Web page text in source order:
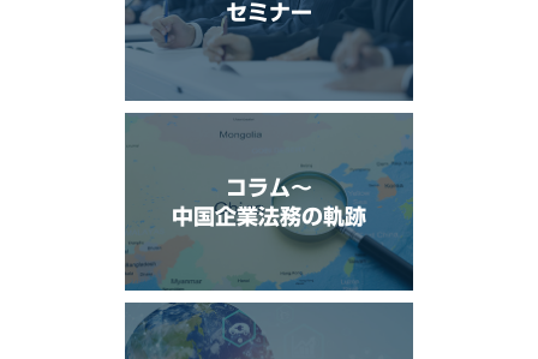
セミナー
コラム〜
中国企業法務の軌跡